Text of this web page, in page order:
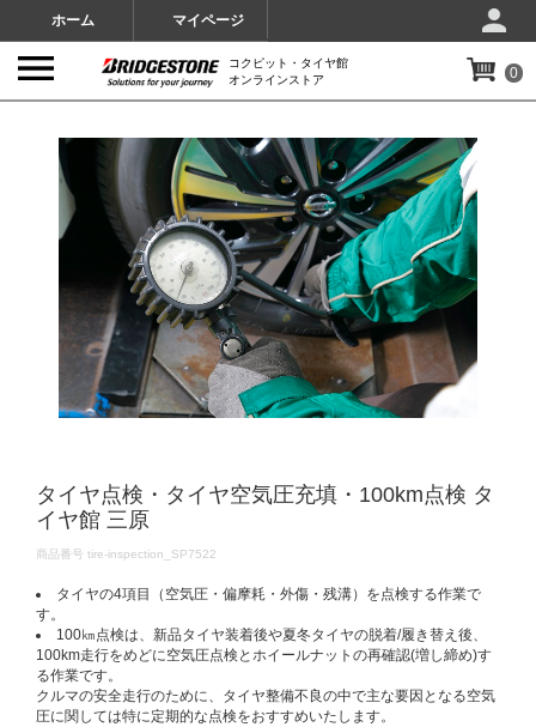
ホーム マイページ
コクピット・タイヤ館
オンラインストア
0
タイヤ点検・タイヤ空気圧充填・100km点検 タ
イヤ館 三原
DETAILS
商品番号 tire-inspection_SP7522
タイヤの4項目（空気圧・偏摩耗・外傷・残溝）を点検する作業で
す。​
100㎞点検は、新品タイヤ装着後や夏冬タイヤの脱着/履き替え後、
100km走行をめどに空気圧点検とホイールナットの再確認(増し締め)す
る作業です。​
クルマの安全走行のために、タイヤ整備不良の中で主な要因となる空気
圧に関しては特に定期的な点検をおすすめいたします。​